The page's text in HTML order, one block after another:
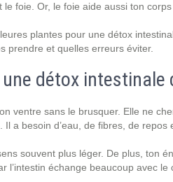
foie. Or, le foie aide aussi ton
plantes pour une détox
prendre et quelles erreurs éviter.
détox intestinale
ventre sans le brusquer. Elle ne
Il a besoin d’eau, de fibres, de repos
souvent plus léger. De plus, ton
l’intestin échange beaucoup avec le